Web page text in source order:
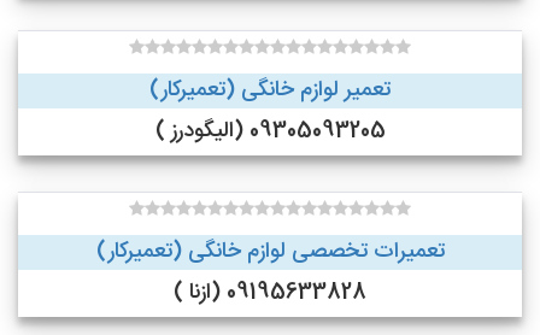
تعمیر لوازم خانگی (تعمیرکار)
09305093205 (الیگودرز )
تعمیرات تخصصی لوازم خانگی (تعمیرکار)
09195633828 (ازنا )